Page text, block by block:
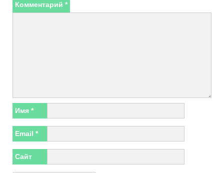
Комментарий *
Имя *
Email *
Сайт